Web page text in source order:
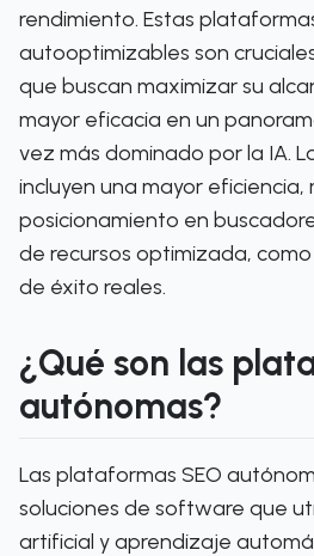
rendimiento. Estas
autooptimizables son
que buscan maximizar su
mayor eficacia en un
vez más dominado por la IA.
incluyen una mayor eficiencia,
posicionamiento en
de recursos optimizada,
de éxito reales.
¿Qué son las
autónomas?
Las plataformas SEO
soluciones de software que
artificial y aprendizaje